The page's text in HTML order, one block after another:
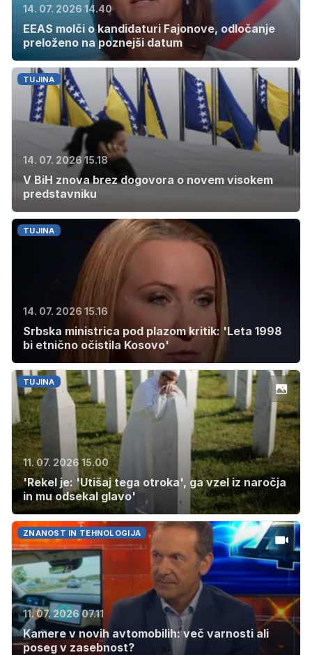
14. 07. 2026 14.40
EEAS molči o kandidaturi Fajonove, odločanje
preloženo na poznejši datum
TUJINA
14. 07. 2026 15.18
V BiH znova brez dogovora o novem visokem
predstavniku
TUJINA
14. 07. 2026 15.16
Srbska ministrica pod plazom kritik: 'Leta 1998
bi etnično očistila Kosovo'
TUJINA
11. 07. 2026 15.00
'Rekel je: 'Utišaj tega otroka', ga vzel iz naročja
in mu odsekal glavo'
ZNANOST IN TEHNOLOGIJA
11. 07. 2026 07.11
Kamere v novih avtomobilih: več varnosti ali
poseg v zasebnost?